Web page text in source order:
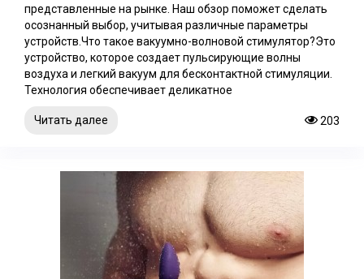
представленные на рынке. Наш обзор поможет сделать
осознанный выбор, учитывая различные параметры
устройств.Что такое вакуумно-волновой стимулятор?Это
устройство, которое создает пульсирующие волны
воздуха и легкий вакуум для бесконтактной стимуляции.
Технология обеспечивает деликатное
Читать далее 203